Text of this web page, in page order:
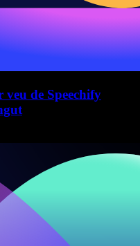
veu de Speechify